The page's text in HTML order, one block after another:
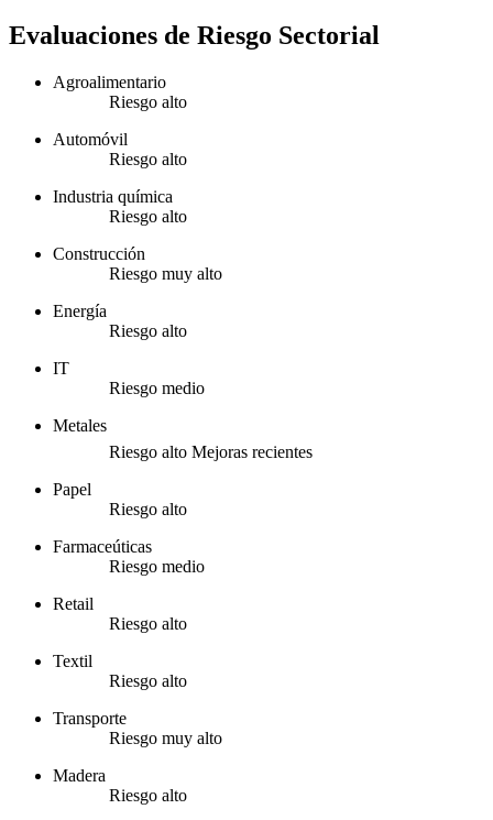
Evaluaciones de Riesgo Sectorial
Agroalimentario
Riesgo alto
Automóvil
Riesgo alto
Industria química
Riesgo alto
Construcción
Riesgo muy alto
Energía
Riesgo alto
IT
Riesgo medio
Metales
Riesgo alto Mejoras recientes
Papel
Riesgo alto
Farmaceúticas
Riesgo medio
Retail
Riesgo alto
Textil
Riesgo alto
Transporte
Riesgo muy alto
Madera
Riesgo alto